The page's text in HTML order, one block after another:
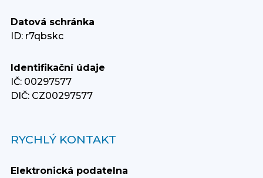
Datová schránka
ID: r7qbskc
Identifikační údaje
IČ: 00297577
DIČ: CZ00297577
RYCHLÝ KONTAKT
Elektronická podatelna